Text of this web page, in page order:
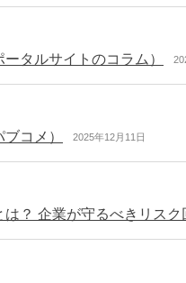
タルサイトのコラム）
コメ） 2025年12月11日
？ 企業が守るべきリス